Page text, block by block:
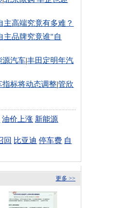
主高端究竟有多难？
主品牌究竟谁"自
源汽车|丰田定明年汽
指标将动态调整|管欣
油价上涨 新能源
回 比亚迪 停车费 自
更多 >>